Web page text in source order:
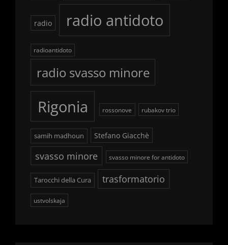
radio radio antidoto
radioantidoto
radio svasso minore
Rigonia rossonove rubakov trio
samih madhoun Stefano Giacchè
svasso minore svasso minore for antidoto
Tarocchi della Cura trasformatorio
ustvolskaja